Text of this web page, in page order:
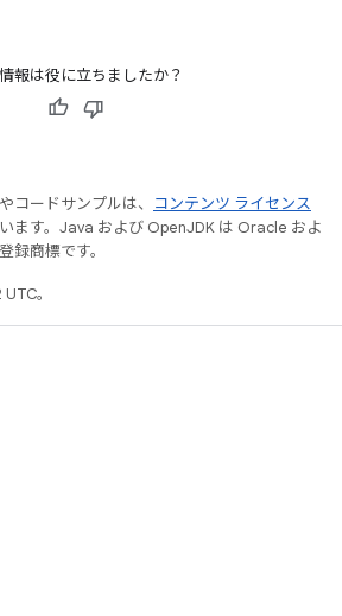
報は役に立ちましたか？
コードサンプルは、
コンテンツ ライセンス
ます。Java および OpenJDK は Oracle およ
録商標です。
。